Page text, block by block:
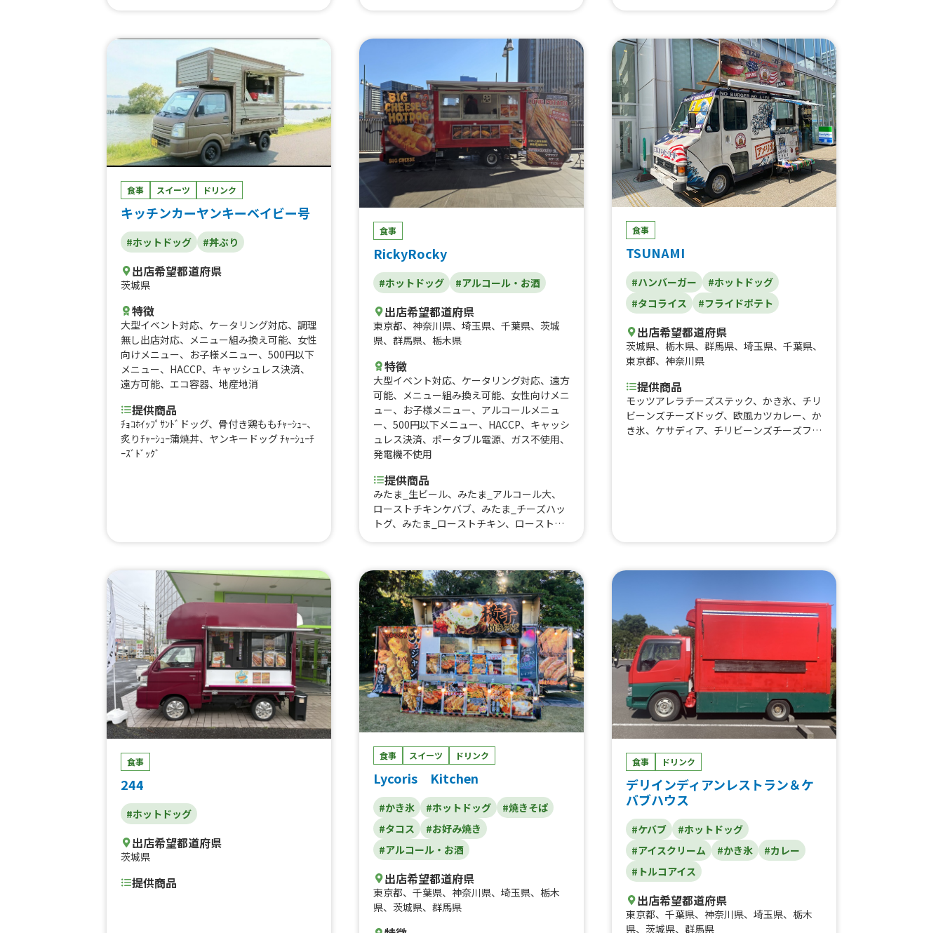
ョートケーキ、果肉たっぷり！ホイップ苺ミ
ルク、喫茶店のメロンソーダ、モツの煮込
み、クラフトビール3種飲み比べセット、メ
ロンソーダサワー、生マンゴーサワー、日本
酒 ３種飲み比べセット、マッケンチーズ
マカロニ&チーズ、たこ焼き（6個）、ジビ
エコロッケ食べ比べセット（鹿と猪）、生姜
焼き弁当、チキンアンドチップス、フライド
ポテト、無水キーマカレー、アングラバーガ
ー、レモンサワー、角ハイボール、スーパー
ドライ生ビール、生マンゴージュース、喫茶
店のクリームメロンソーダ、チーズタルト、
マカロン、ジビエ 鹿メンチバーガー、ワン
コイン 台湾丼、ワンコイン そぼろ丼、ジ
ビエ 猪コロッケバーガー、ジビエ 鹿コロ
ッケバーガー、レッドチキンバーガー、スパ
イシーチキンステーキ弁当、チョコワッフ
ル、ワッフル、チュロス、カフェラテ、アイ
スコーヒー、ホットコーヒー、アングラスパ
イシーチキンステーキ、エッグカステラ焼
き、ワンコイン 生姜焼き丼、ワンコイン
ダ、ワンコイン タコライス丼、ワンコイ
ン ネギ塩豚丼、ワンコイン 無水キーマカ
レー丼、国内外のクラフトビール、十条のB
級グルメ からし焼き、濃厚クラムチャウダ
ー、ポトフ、タコライス、昭和のホットドッ
ク、タルタルチキンバーガー
込みご飯、ガパオライス、いちごパフェ、か
らあげ丼（温泉卵トッピング）、からあげ丼
（アボカドトッピング）、フルーツスムージ
ー、レモンサワー、烏龍茶、アイスコーヒ
ー、コカ・コーラ、クリームチーズ入りチキ
ンナゲット、からあげ、フランクフルト、フ
ライドポテト、竹炭ワッフル、ホットドッ
グ、たいやきアイス、竹炭フルーツサンド、
竹炭レモネード、竹炭ホットドッグ
ホットドリンク、もつ煮、りんご飴 ☆、唐
揚げ、リンゴあめ、あげたこ、クレープ
メロンクリームソーダ、かき氷、かき氷ミ
ニ、チュロス、大盛り
食事 スイーツ ドリンク
キッチンカーヤンキーベイビー号
#ホットドッグ #丼ぶり
出店希望都道府県
茨城県
特徴
大型イベント対応、 ケータリング対応、 調理
無し出店対応、 メニュー組み換え可能、 女性
向けメニュー、 お子様メニュー、 500円以下
メニュー、 HACCP、 キャッシュレス決済、
遠方可能、 エコ容器、 地産地消
提供商品
ﾁｮｺﾎｲｯﾌﾟｻﾝﾄﾞドッグ、骨付き鶏ももﾁｬｰｼｭｰ、
炙りﾁｬｰｼｭｰ蒲焼丼、ヤンキードッグ ﾁｬｰｼｭｰﾁ
ｰｽﾞﾄﾞｯｸﾞ
食事
RickyRocky
#ホットドッグ #アルコール・お酒
出店希望都道府県
東京都、 神奈川県、 埼玉県、 千葉県、 茨城
県、 群馬県、 栃木県
特徴
大型イベント対応、 ケータリング対応、 遠方
可能、 メニュー組み換え可能、 女性向けメニ
ュー、 お子様メニュー、 アルコールメニュ
ー、 500円以下メニュー、 HACCP、 キャッシ
ュレス決済、 ポータブル電源、 ガス不使用、
発電機不使用
提供商品
みたま_生ビール、みたま_アルコール大、
ローストチキンケバブ、みたま_チーズハッ
トグ、みたま_ローストチキン、ローストチ
チキンホットサンド900、みたま_ロースト
チキンホットサンド1000、肉巻きおにぎ
り、みたま_フランク串、からあげ、生ビー
ル、みたま_生ビール大、みたま_サワー
類、サワー大、ノンアルコール、ジャパニー
ズスタイル、カリフォルニアスタイル、デト
ロイトスタイル、アトランタスタイル、ニュ
ーヨークチーズドッグ、ニューヨークホット
ドッグ、ホットドッグ、チュロス、ロングポ
テト、ローストとうもろこし、冷やしうど
ん、ノンアルコール、ハイボール大、レモン
サワー大、生ビール大、ハイボール、みたま
_かき氷、レモンサワー、コロチキプレー
ト、ローストチキンパック、ローストチキン
のテリヤキマヨ和風ホットサンド、ロースト
チキン南蛮、ローストチキンとチーズのホッ
トサンド
食事
TSUNAMI
#ハンバーガー
#ホットドッグ
#タコライス
#フライドポテト
出店希望都道府県
茨城県、 栃木県、 群馬県、 埼玉県、 千葉県、
東京都、 神奈川県
提供商品
モッツアレラチーズステック、かき氷、チリ
ビーンズチーズドッグ、欧風カツカレー、か
き氷、ケサディア、チリビーンズチーズフレ
食事
244
#ホットドッグ
出店希望都道府県
茨城県
提供商品
食事 スイーツ ドリンク
Lycoris Kitchen
#かき氷 #ホットドッグ
#焼きそば
#タコス
#お好み焼き
#アルコール・お酒
出店希望都道府県
東京都、 千葉県、 神奈川県、 埼玉県、 栃木
県、 茨城県、 群馬県
食事 ドリンク
デリインディアンレストラン＆ケ
バブハウス
#ケバブ
#ホットドッグ
#アイスクリーム
#かき氷
#カレー
#トルコアイス
出店希望都道府県
東京都、 千葉県、 神奈川県、 埼玉県、 栃木
県、 茨城県、 群馬県